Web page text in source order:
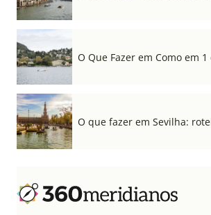
O Que Fazer em Como em
O que fazer em Sevilha: